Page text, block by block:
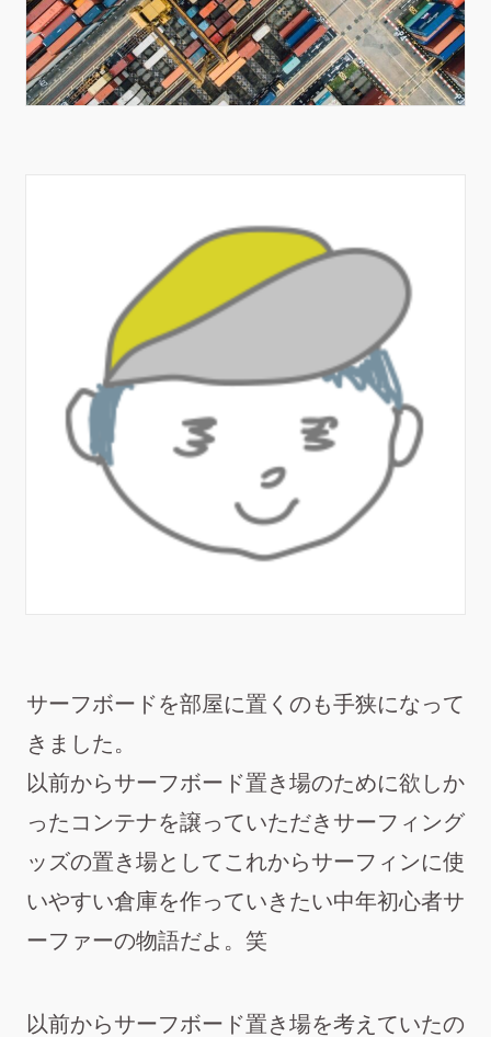
サーフボードを部屋に置くのも手狭になって
きました。
以前からサーフボード置き場のために欲しか
ったコンテナを譲っていただきサーフィング
ッズの置き場としてこれからサーフィンに使
いやすい倉庫を作っていきたい中年初心者サ
ーファーの物語だよ。笑
以前からサーフボード置き場を考えていたの